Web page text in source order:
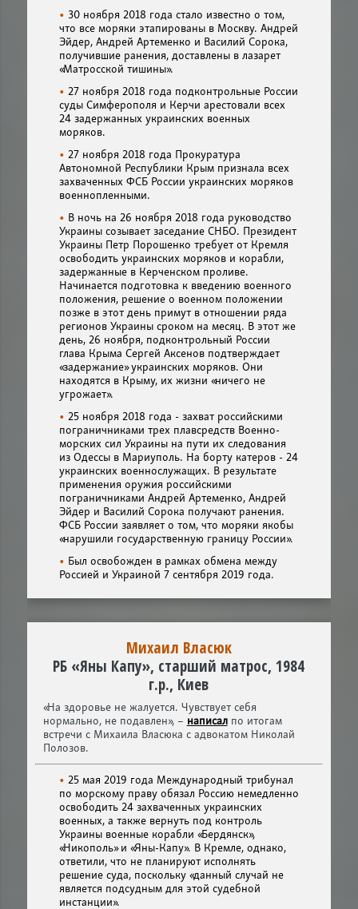
30 ноября 2018 года стало известно о том,
что все моряки этапированы в Москву. Андрей
Эйдер, Андрей Артеменко и Василий Сорока,
получившие ранения, доставлены в лазарет
«Матросской тишины».
27 ноября 2018 года подконтрольные России
суды Симферополя и Керчи арестовали всех
24 задержанных украинских военных
моряков.
27 ноября 2018 года Прокуратура
Автономной Республики Крым признала всех
захваченных ФСБ России украинских моряков
военнопленными.
В ночь на 26 ноября 2018 года руководство
Украины созывает заседание СНБО. Президент
Украины Петр Порошенко требует от Кремля
освободить украинских моряков и корабли,
задержанные в Керченском проливе.
Начинается подготовка к введению военного
положения, решение о военном положении
позже в этот день примут в отношении ряда
регионов Украины сроком на месяц. В этот же
день, 26 ноября, подконтрольный России
глава Крыма Сергей Аксенов подтверждает
«задержание» украинских моряков. Они
находятся в Крыму, их жизни «ничего не
угрожает».
25 ноября 2018 года - захват российскими
пограничниками трех плавсредств Военно-
морских сил Украины на пути их следования
из Одессы в Мариуполь. На борту катеров - 24
украинских военнослужащих. В результате
применения оружия российскими
пограничниками Андрей Артеменко, Андрей
Эйдер и Василий Сорока получают ранения.
ФСБ России заявляет о том, что моряки якобы
«нарушили государственную границу России».
Был освобожден в рамках обмена между
Россией и Украиной 7 сентября 2019 года.
Михаил Власюк
РБ «Яны Капу», старший матрос, 1984
г.р., Киев
«На здоровье не жалуется. Чувствует себя
нормально, не подавлен», – написалпо итогам
встречи с Михаила Власюка с адвокатом Николай
Полозов.
25 мая 2019 года Международный трибунал
по морскому праву обязал Россию немедленно
освободить 24 захваченных украинских
военных, а также вернуть под контроль
Украины военные корабли «Бердянск»,
«Никополь» и «Яны-Капу». В Кремле, однако,
ответили, что не планируют исполнять
решение суда, поскольку «данный случай не
является подсудным для этой судебной
инстанции».